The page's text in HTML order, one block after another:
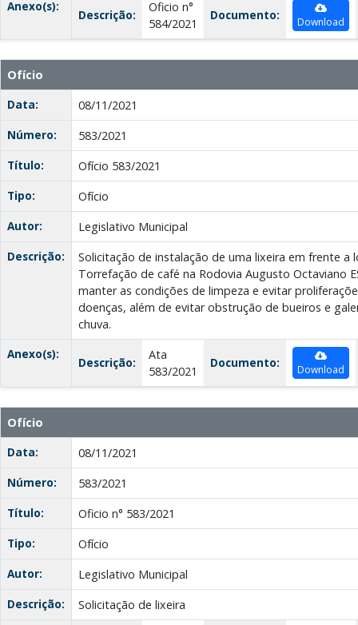
Anexo(s):
Descrição:
Oficio n°
584/2021
Documento: Download
Ofício
Data:
08/11/2021
Número:
583/2021
Título:
Ofício 583/2021
Tipo:
Ofício
Autor:
Legislativo Municipal
Descrição:
Solicitação de instalação de uma lixeira em frente a
Torrefação de café na Rodovia Augusto Octaviano
manter as condições de limpeza e evitar
doenças, além de evitar obstrução de bueiros e
chuva.
Anexo(s):
Descrição:
Ata
583/2021
Documento: Download
Ofício
Data:
08/11/2021
Número:
583/2021
Título:
Oficio n° 583/2021
Tipo:
Ofício
Autor:
Legislativo Municipal
Descrição:
Solicitação de lixeira